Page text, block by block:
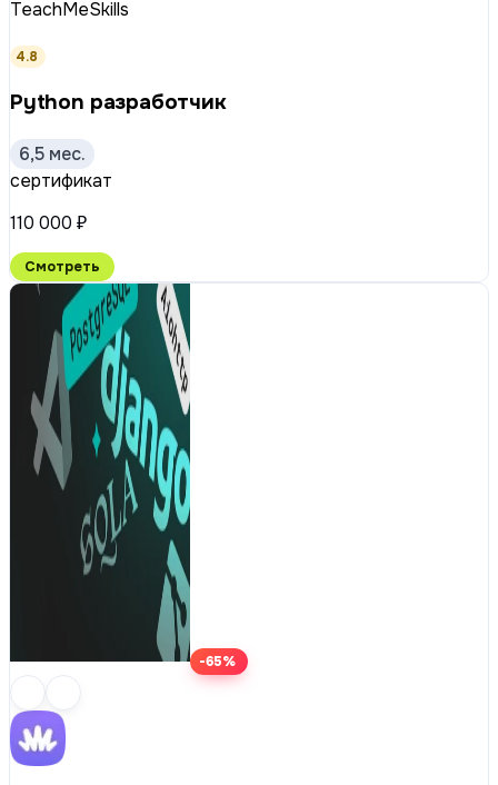
TeachMeSkills
4.8
Python разработчик
6,5 мес.
сертификат
110 000 ₽
Смотреть
-65%